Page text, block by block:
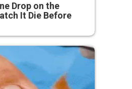
Drop on the
It Die Before